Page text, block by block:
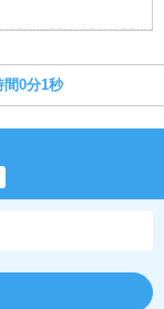
間0分0秒